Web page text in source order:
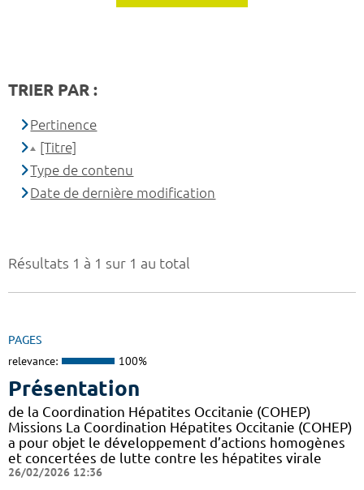
Résultats 1 à 1 sur 1 au total
PAGES
relevance: 100%
Présentation
de la Coordination Hépatites Occitanie (COHEP)
Missions La Coordination Hépatites Occitanie (COHEP)
a pour objet le développement d’actions homogènes
et concertées de lutte contre les hépatites virale
26/02/2026 12:36
TRIER PAR :
Pertinence
[Titre]
Type de contenu
Date de dernière modification